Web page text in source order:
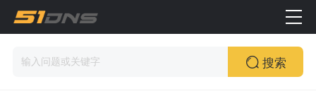
搜索